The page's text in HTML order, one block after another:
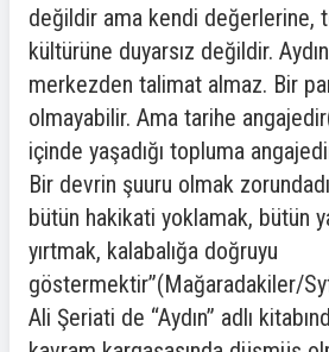
değildir ama kendi değerlerine,
kültürüne duyarsız değildir.
merkezden talimat almaz. Bir
olmayabilir. Ama tarihe
içinde yaşadığı topluma
Bir devrin şuuru olmak
bütün hakikati yoklamak, bütün
yırtmak, kalabalığa doğruyu
göstermektir”(Mağaradakiler/
Ali Şeriati de “Aydın” adlı